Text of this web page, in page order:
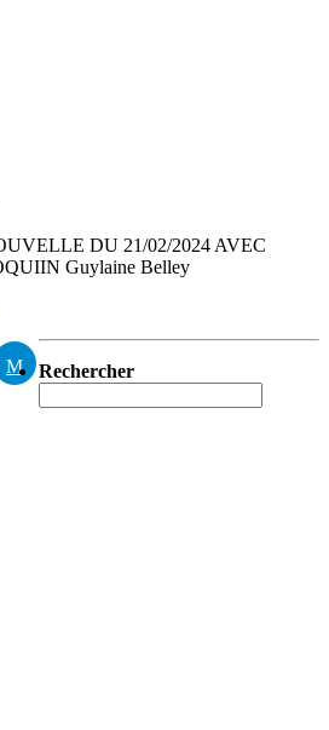
DU 21/02/2024 AVEC
Guylaine Belley
Rechercher